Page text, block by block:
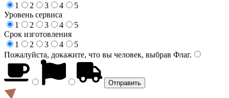
1
2 3 4
5
Уровень сервиса
1
2 3 4
5
Срок изготовления
1
2 3 4
5
Пожалуйста, докажите, что вы человек, выбрав Флаг.